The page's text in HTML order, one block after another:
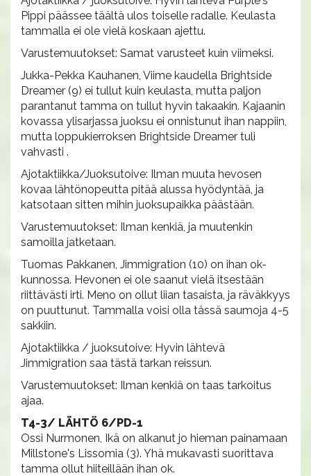
Pippi päässee täältä ulos toiselle radalle. Keulasta
tammalla ei ole vielä koskaan ajettu.
Varustemuutokset: Samat varusteet kuin viimeksi.
Jukka-Pekka Kauhanen, Viime kaudella Brightside
Dreamer (9) ei tullut kuin keulasta, mutta paljon
parantanut tamma on tullut hyvin takaakin. Kajaanin
kovassa ylisarjassa juoksu ei onnistunut ihan nappiin,
mutta loppukierroksen Brightside Dreamer tuli
vahvasti .
Ajotaktiikka/Juoksutoive: Ilman muuta hevosen
kovaa lähtönopeutta pitää alussa hyödyntää, ja
katsotaan sitten mihin juoksupaikka päästään.
Varustemuutokset: Ilman kenkiä, ja muutenkin
samoilla jatketaan.
Tuomas Pakkanen, Jimmigration (10) on ihan ok-
kunnossa. Hevonen ei ole saanut vielä itsestään
riittävästi irti. Meno on ollut liian tasaista, ja räväkkyys
on puuttunut. Tammalla voisi olla tässä saumoja 4-5
sakkiin.
Ajotaktiikka / juoksutoive: Hyvin lähtevä
Jimmigration saa tästä tarkan reissun.
Varustemuutokset: Ilman kenkiä on taas tarkoitus
ajaa.
T4-3/ LÄHTÖ 6/PD-1
Ossi Nurmonen, Ikä on alkanut jo hieman painamaan
Millstone's Lissomia (3). Yhä mukavasti suorittava
tamma ollut hiiteillään ihan ok.